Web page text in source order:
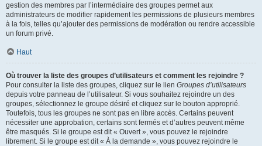
gestion des membres par l’intermédiaire des groupes permet aux
administrateurs de modifier rapidement les permissions de plusieurs membres
à la fois, telles qu’ajouter des permissions de modération ou rendre accessible
un forum privé.
Haut
Où trouver la liste des groupes d’utilisateurs et comment les rejoindre ?
Pour consulter la liste des groupes, cliquez sur le lien Groupes d’utilisateurs
depuis votre panneau de l’utilisateur. Si vous souhaitez rejoindre un des
groupes, sélectionnez le groupe désiré et cliquez sur le bouton approprié.
Toutefois, tous les groupes ne sont pas en libre accès. Certains peuvent
nécessiter une approbation, certains sont fermés et d’autres peuvent même
être masqués. Si le groupe est dit « Ouvert », vous pouvez le rejoindre
librement. Si le groupe est dit « À la demande », vous pouvez rejoindre le